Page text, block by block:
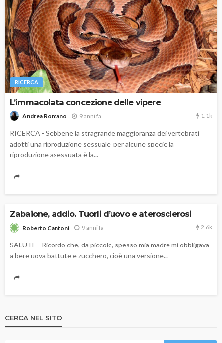
RICERCA
L’immacolata concezione delle vipere
Andrea Romano 9 anni fa 1.1k
RICERCA - Sebbene la stragrande maggioranza dei vertebrati
adotti una riproduzione sessuale, per alcune specie la
riproduzione asessuata è la...
Zabaione, addio. Tuorli d’uovo e aterosclerosi
Roberto Cantoni 9 anni fa 2.6k
SALUTE - Ricordo che, da piccolo, spesso mia madre mi obbligava
a bere uova battute e zucchero, cioè una versione...
CERCA NEL SITO